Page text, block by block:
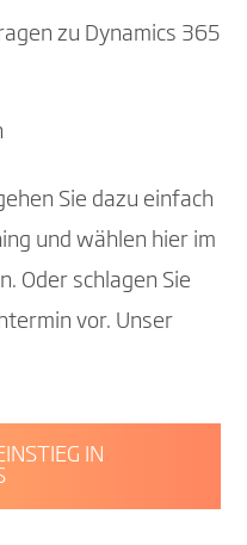
zu Dynamics 365
Sie dazu einfach
und wählen hier im
Oder schlagen Sie
vor. Unser
IN